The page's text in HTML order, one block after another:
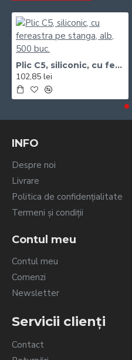
Plic C5, siliconic, cu fereastra pe stanga, alb, 500 buc.
102,85 lei
INFO
Despre noi
Livrare
Politica de confidențialitate
Termeni și condiții
Contul meu
Contul meu
Comenzi
Newsletter
Servicii clienți
Contact